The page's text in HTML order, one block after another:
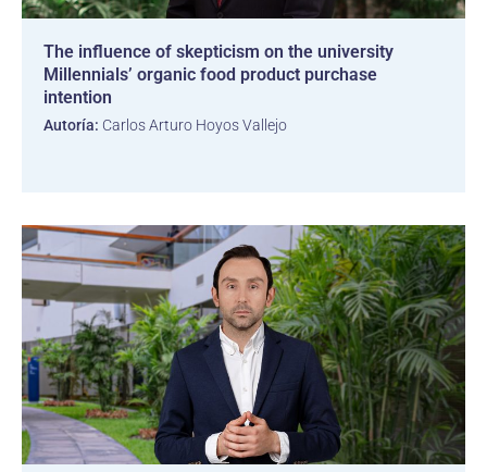
The influence of skepticism on the university
Millennials’ organic food product purchase
intention
Autoría: Carlos Arturo Hoyos Vallejo